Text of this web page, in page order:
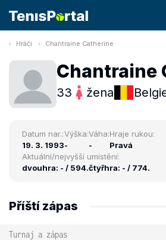
Hráči Chantraine Catherine
Chantraine
33 žena
Datum nar.:
19. 3. 1993
Výška:
-
Váha:
-
Hraje rukou:
Pravá
Aktuální/nejvyšší umístění:
dvouhra: - / 594.čtyřhra: - / 774.
Příští zápas
Turnaj a zápas